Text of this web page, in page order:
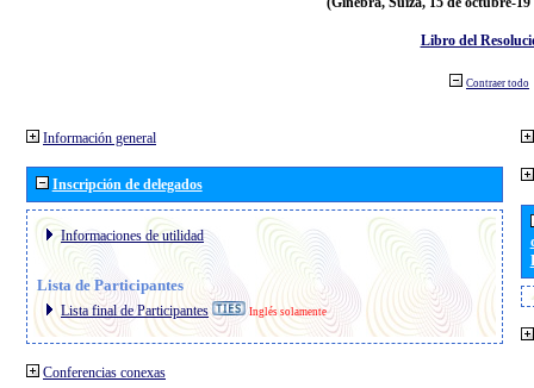
Libro del
Contraer todo
Información general
Inscripción de delegados
Informaciones de utilidad
Lista de Participantes
Lista final de Participantes Inglés solamente
Conferencias conexas